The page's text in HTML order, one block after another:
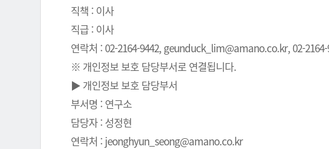
직책 : 이사
직급 : 이사
연락처 : 02-2164-9442, geunduck_lim@amano.co.kr, 02-
※ 개인정보 보호 담당부서로 연결됩니다.
▶ 개인정보 보호 담당부서
부서명 : 연구소
담당자 : 성정현
연락처 : jeonghyun_seong@amano.co.kr